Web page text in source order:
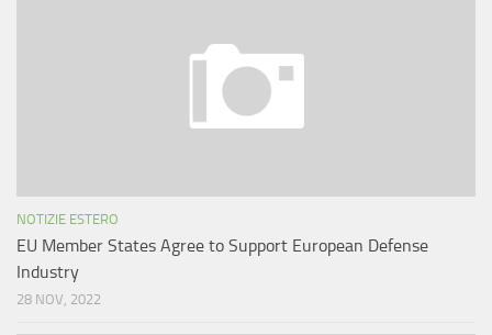
NOTIZIE ESTERO
EU Member States Agree to Support European Defense
Industry
28 NOV, 2022